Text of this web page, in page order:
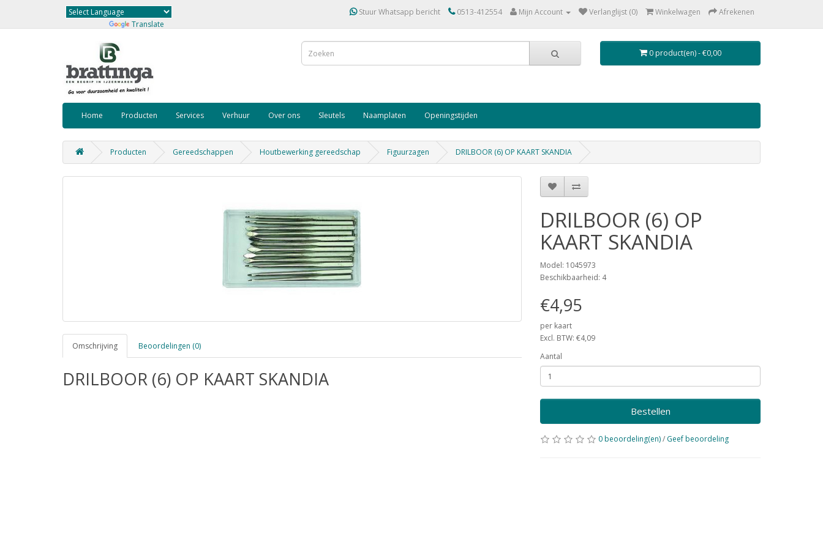
Translate
Stuur Whatsapp bericht 0513-412554 Mijn Account Verlanglijst (0) Winkelwagen Afrekenen
0 product(en) - €0,00
Home Producten Services Verhuur Over ons Sleutels Naamplaten Openingstijden
Producten Gereedschappen Houtbewerking gereedschap Figuurzagen DRILBOOR (6) OP KAART SKANDIA
Omschrijving Beoordelingen (0)
DRILBOOR (6) OP KAART SKANDIA
DRILBOOR (6) OP
KAART SKANDIA
Model: 1045973
Beschikbaarheid: 4
€4,95
per kaart
Excl. BTW: €4,09
Aantal
Bestellen
0 beoordeling(en)/ Geef beoordeling